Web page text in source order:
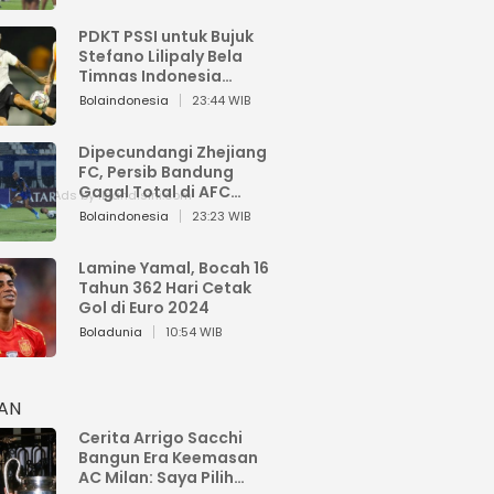
PDKT PSSI untuk Bujuk
Stefano Lilipaly Bela
Timnas Indonesia
Berakhir Berantakan
Bolaindonesia 23:44 WIB
Dipecundangi Zhejiang
FC, Persib Bandung
Gagal Total di AFC
Champions League Two
Bolaindonesia 23:23 WIB
Lamine Yamal, Bocah 16
Tahun 362 Hari Cetak
Gol di Euro 2024
Boladunia 10:54 WIB
Cerita Arrigo Sacchi
Bangun Era Keemasan
AC Milan: Saya Pilih